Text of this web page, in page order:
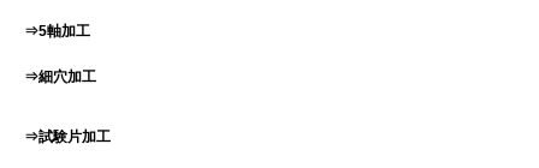
⇒5軸加工
⇒細穴加工
⇒試験片加工